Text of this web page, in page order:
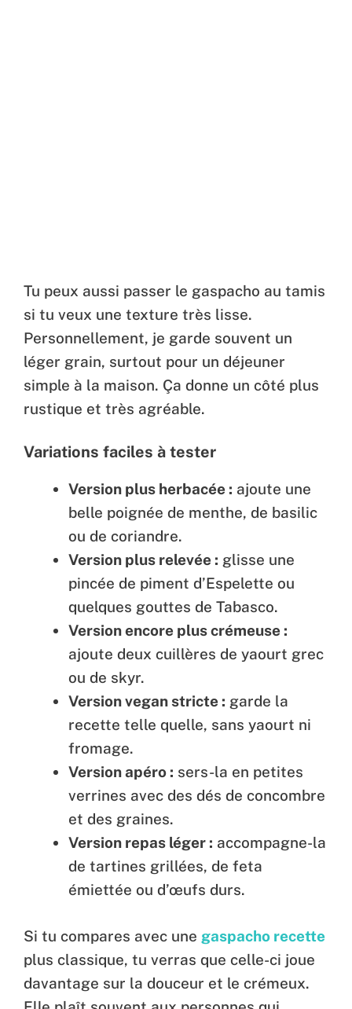
Tu peux aussi passer le gaspacho au tamis
si tu veux une texture très lisse.
Personnellement, je garde souvent un
léger grain, surtout pour un déjeuner
simple à la maison. Ça donne un côté plus
rustique et très agréable.
Variations faciles à tester
Version plus herbacée : ajoute une
belle poignée de menthe, de basilic
ou de coriandre.
Version plus relevée : glisse une
pincée de piment d’Espelette ou
quelques gouttes de Tabasco.
Version encore plus crémeuse :
ajoute deux cuillères de yaourt grec
ou de skyr.
Version vegan stricte : garde la
recette telle quelle, sans yaourt ni
fromage.
Version apéro : sers-la en petites
verrines avec des dés de concombre
et des graines.
Version repas léger : accompagne-la
de tartines grillées, de feta
émiettée ou d’œufs durs.
Si tu compares avec une gaspacho recette
plus classique, tu verras que celle-ci joue
davantage sur la douceur et le crémeux.